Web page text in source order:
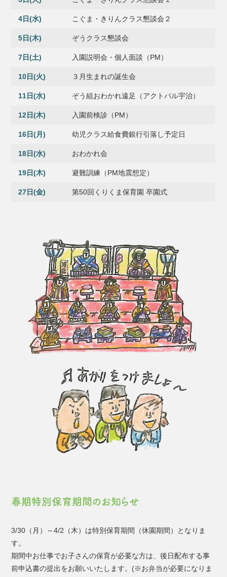
4日(水) こぐま・きりんクラス懇談会２
5日(木) ぞうクラス懇談会
7日(土) 入園説明会・個人面談（PM）
10日(火) ３月生まれの誕生会
11日(水) ぞう組おわかれ遠足（アクトパル宇治）
12日(木) 入園前検診（PM）
16日(月) 幼児クラス給食費銀行引落し予定日
18日(水) おわかれ会
19日(木) 避難訓練（PM地震想定）
27日(金) 第50回くりくま保育園 卒園式
春期特別保育期間のお知らせ
3/30（月）～4/2（木）は特別保育期間（休園期間）となりま
す。
期間中お仕事でお子さんの保育が必要な方は、後日配布する事
前申込書の提出をお願いいたします。(※お弁当が必要になりま